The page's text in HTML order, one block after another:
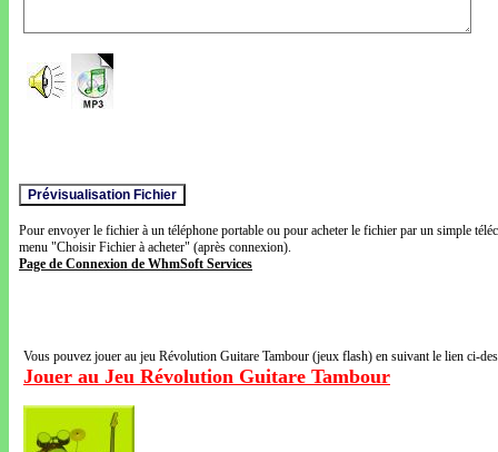
Pour envoyer le fichier à un téléphone portable ou pour acheter le fichier par un simple
menu "Choisir Fichier à acheter" (après connexion).
Page de Connexion de WhmSoft Services
Vous pouvez jouer au jeu Révolution Guitare Tambour (jeux flash) en suivant le lien ci-
Jouer au Jeu Révolution Guitare Tambour